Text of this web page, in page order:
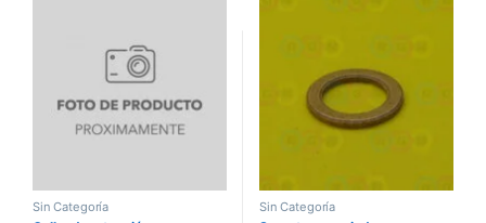
Sin Categoría Sin Categoría